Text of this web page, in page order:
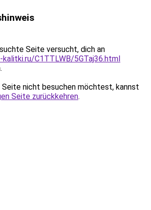
Seite versucht, dich an
C1TTLWB/5GTaj36.html
Seite nicht besuchen möchtest, kannst
Seite zurückkehren.